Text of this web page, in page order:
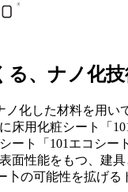
る、ナノ化
ノ化した材料を用
床用化粧シート「
ート「101エコシー
面性能をもつ、建
卜の可能性を拡げ